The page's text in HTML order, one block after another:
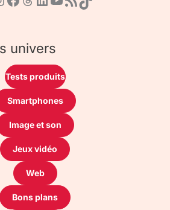
univers
Tests produits
Smartphones
Image et son
Jeux vidéo
Web
Bons plans